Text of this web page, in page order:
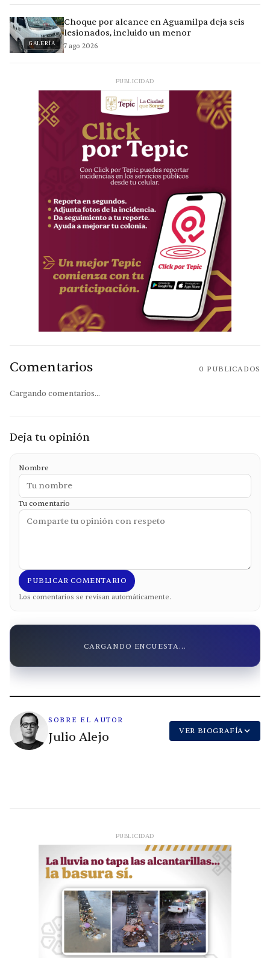
GALERÍA
Choque por alcance en Aguamilpa deja seis
lesionados, incluido un menor
7 ago 2026
PUBLICIDAD
Comentarios 0 PUBLICADOS
Cargando comentarios...
Deja tu opinión
Nombre
Tu comentario
PUBLICAR COMENTARIO
Los comentarios se revisan automáticamente.
CARGANDO ENCUESTA...
SOBRE EL AUTOR
Julio Alejo VER BIOGRAFÍA
PUBLICIDAD